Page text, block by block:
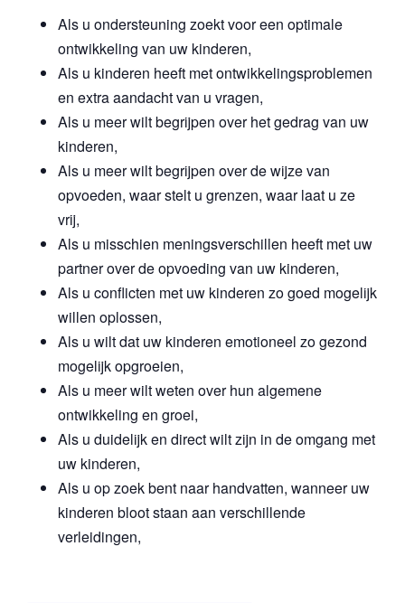
Als u ondersteuning zoekt voor een optimale
ontwikkeling van uw kinderen,
Als u kinderen heeft met ontwikkelingsproblemen
en extra aandacht van u vragen,
Als u meer wilt begrijpen over het gedrag van uw
kinderen,
Als u meer wilt begrijpen over de wijze van
opvoeden, waar stelt u grenzen, waar laat u ze
vrij,
Als u misschien meningsverschillen heeft met uw
partner over de opvoeding van uw kinderen,
Als u conflicten met uw kinderen zo goed mogelijk
willen oplossen,
Als u wilt dat uw kinderen emotioneel zo gezond
mogelijk opgroeien,
Als u meer wilt weten over hun algemene
ontwikkeling en groei,
Als u duidelijk en direct wilt zijn in de omgang met
uw kinderen,
Als u op zoek bent naar handvatten, wanneer uw
kinderen bloot staan aan verschillende
verleidingen,